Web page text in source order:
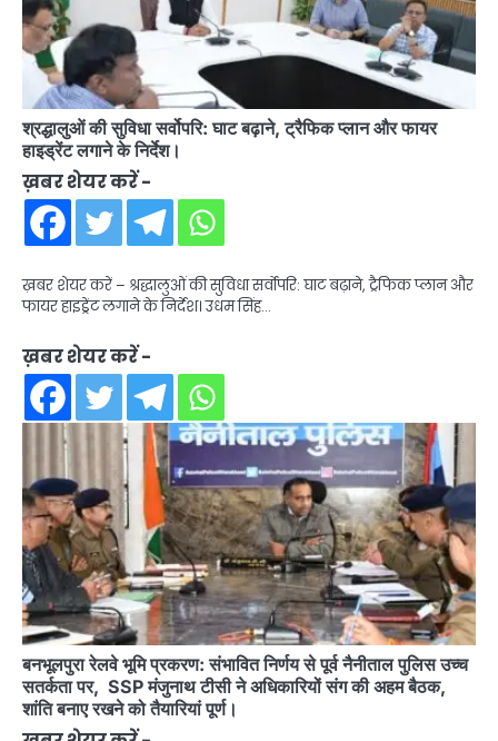
श्रद्धालुओं की सुविधा सर्वोपरि: घाट बढ़ाने, ट्रैफिक प्लान और फायर
हाइड्रेंट लगाने के निर्देश।
ख़बर शेयर करें -
ख़बर शेयर करें – श्रद्धालुओं की सुविधा सर्वोपरि: घाट बढ़ाने, ट्रैफिक प्लान और
फायर हाइड्रेंट लगाने के निर्देश। उधम सिंह…
ख़बर शेयर करें -
बनभूलपुरा रेलवे भूमि प्रकरण: संभावित निर्णय से पूर्व नैनीताल पुलिस उच्च
सतर्कता पर, SSP मंजुनाथ टीसी ने अधिकारियों संग की अहम बैठक,
शांति बनाए रखने को तैयारियां पूर्ण।